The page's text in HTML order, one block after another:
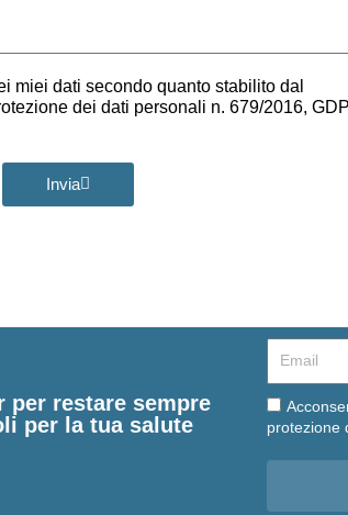
miei dati secondo quanto stabilito dal
dei dati personali n. 679/2016,
Invia
restare sempre
per la tua salute
Email
Email
protezione